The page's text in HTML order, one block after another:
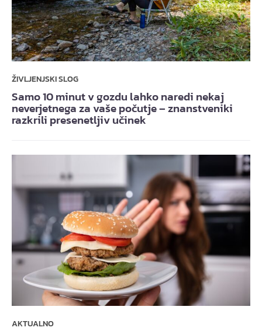
ŽIVLJENJSKI SLOG
Samo 10 minut v gozdu lahko naredi nekaj
neverjetnega za vaše počutje – znanstveniki
razkrili presenetljiv učinek
AKTUALNO